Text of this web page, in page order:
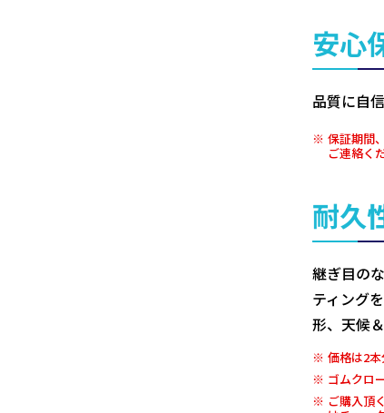
安心
品質に自
保証期間
ご連絡く
耐久
継ぎ目の
ティング
形、天候
価格は2本
ゴムクロ
ご購入頂